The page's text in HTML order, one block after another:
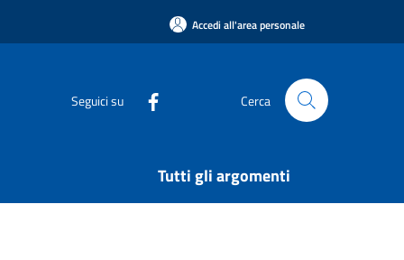
Accedi all'area personale
Seguici su Cerca
Tutti gli argomenti